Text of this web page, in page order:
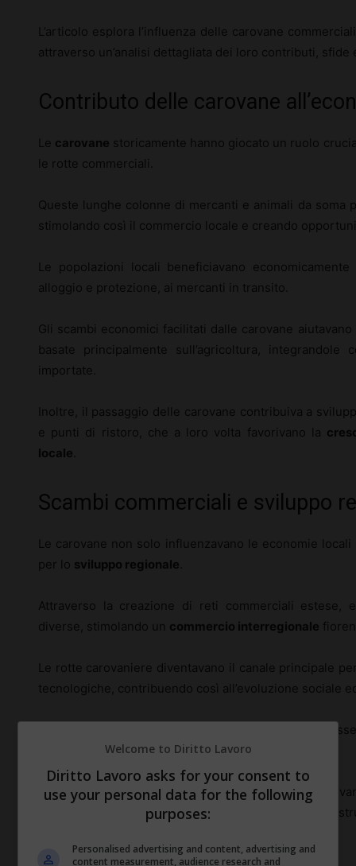
L’articolo esplora l’influenza delle carovane
attraverso un’analisi dettagliata dei loro contributi,
Contributo delle carovane
Le carovane storicamente hanno giocato un ruolo
le rotte commerciali.
Queste lunghe colonne di mercanti e animali da
stimolando così il commercio locale e creando
Le popolazioni locali beneficiavano
alloggio e protezione, ai mercanti in transito.
Gli scambi economici facilitati dalle carovane
basate principalmente sull’agricoltura,
importate.
Inoltre, il passaggio delle carovane contribuiva a
e punti di ristoro, che a loro volta favorivano la
locale
Scambi commerciali e sviluppo
Le carovane non solo influenzavano le economie
per lo sviluppo regionale
Attraverso la creazione di reti commerciali estese,
diverse, stimolando un commercio interregionale
Le rotte carovaniere diventavano il canale principale
tecnologiche, contribuendo così all’evoluzione sociale
Regioni prima isolate sono diventate
strutturale.
Inoltre, l’incremento di scambi portato dalle
dell’infrastruttura e deiservizi pubblici
, come la
Welcome to Diritto Lavoro
Diritto Lavoro asks for your consent to
use your personal data for the following
purposes:
Personalised advertising and content, advertising and
content measurement, audience research and